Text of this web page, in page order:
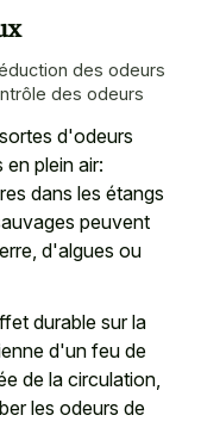
des odeurs
des odeurs
d'odeurs
plein air:
dans les étangs
peuvent
d'algues ou
durable sur la
d'un feu de
de la circulation,
les odeurs de